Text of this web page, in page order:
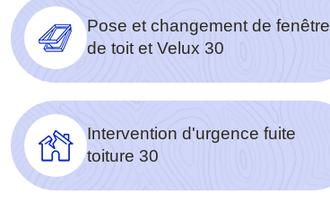
Pose et changement de fenêtre
de toit et Velux 30
Intervention d'urgence fuite
toiture 30